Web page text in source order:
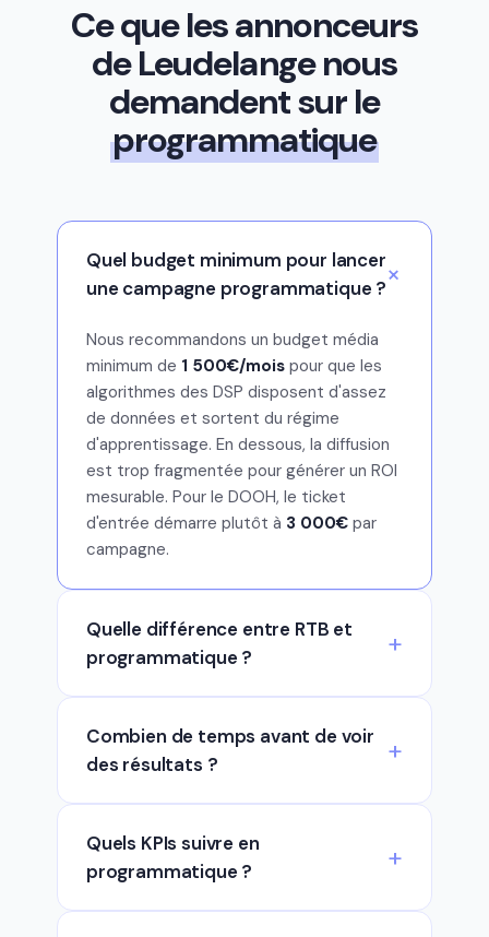
Ce que les annonceurs
de Leudelange nous
demandent sur le
programmatique
Quel budget minimum pour lancer
une campagne programmatique ?
Nous recommandons un budget média
minimum de 1 500€/mois pour que les
algorithmes des DSP disposent d'assez
de données et sortent du régime
d'apprentissage. En dessous, la diffusion
est trop fragmentée pour générer un ROI
mesurable. Pour le DOOH, le ticket
d'entrée démarre plutôt à 3 000€ par
campagne.
Quelle différence entre RTB et
programmatique ?
Combien de temps avant de voir
des résultats ?
Quels KPIs suivre en
programmatique ?